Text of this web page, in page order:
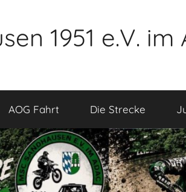
1951 e.V. im
AOG Fahrt Die Strecke